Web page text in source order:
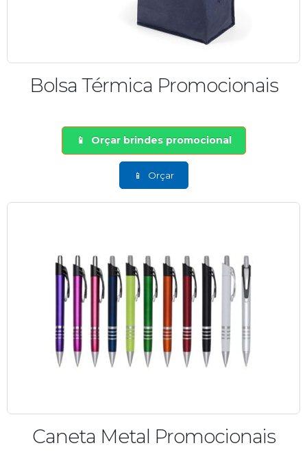
Bolsa Térmica Promocionais
Orçar brindes promocional
Orçar
Caneta Metal Promocionais